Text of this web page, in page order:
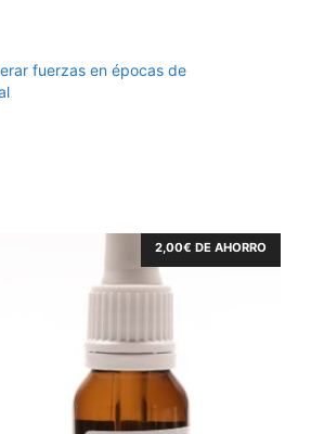
fuerzas en épocas de
2,00€ DE AHORRO